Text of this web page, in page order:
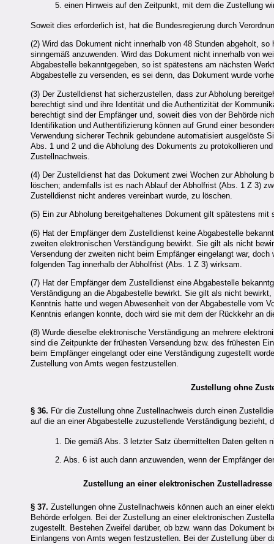
5. einen Hinweis auf den Zeitpunkt, mit dem die Zustellung
Soweit dies erforderlich ist, hat die Bundesregierung durch
(2) Wird das Dokument nicht innerhalb von 48 Stunden abgeholt,
sinngemäß anzuwenden. Wird das Dokument nicht innerhalb von
Abgabestelle bekanntgegeben, so ist spätestens am nächsten
Abgabestelle zu versenden, es sei denn, das Dokument wurde
(3) Der Zustelldienst hat sicherzustellen, dass zur Abholung
berechtigt sind und ihre Identität und die Authentizität der
berechtigt sind der Empfänger und, soweit dies von der Behörde
Identifikation und Authentifizierung können auf Grund einer
Verwendung sicherer Technik gebundene automatisiert ausgelöste
Abs. 1 und 2 und die Abholung des Dokuments zu protokollieren
Zustellnachweis.
(4) Der Zustelldienst hat das Dokument zwei Wochen zur
löschen; andernfalls ist es nach Ablauf der Abholfrist (Abs. 1 Z 3)
Zustelldienst nicht anderes vereinbart wurde, zu löschen.
(5) Ein zur Abholung bereitgehaltenes Dokument gilt spätestens mit
(6) Hat der Empfänger dem Zustelldienst keine Abgabestelle
zweiten elektronischen Verständigung bewirkt. Sie gilt als nicht
Versendung der zweiten nicht beim Empfänger eingelangt war,
folgenden Tag innerhalb der Abholfrist (Abs. 1 Z 3) wirksam.
(7) Hat der Empfänger dem Zustelldienst eine Abgabestelle
Verständigung an die Abgabestelle bewirkt. Sie gilt als nicht
Kenntnis hatte und wegen Abwesenheit von der Abgabestelle vom
Kenntnis erlangen konnte, doch wird sie mit dem der Rückkehr an
(8) Wurde dieselbe elektronische Verständigung an mehrere
sind die Zeitpunkte der frühesten Versendung bzw. des frühesten
beim Empfänger eingelangt oder eine Verständigung zugestellt
Zustellung von Amts wegen festzustellen.
Zustellung ohne
§ 36. Für die Zustellung ohne Zustellnachweis durch einen
auf die an einer Abgabestelle zuzustellende Verständigung bezieht,
1. Die gemäß Abs. 3 letzter Satz übermittelten Daten gelten
2. Abs. 6 ist auch dann anzuwenden, wenn der Empfänger
Zustellung an einer elektronischen
§ 37. Zustellungen ohne Zustellnachweis können auch an einer
Behörde erfolgen. Bei der Zustellung an einer elektronischen
zugestellt. Bestehen Zweifel darüber, ob bzw. wann das Dokument
Einlangens von Amts wegen festzustellen. Bei der Zustellung über